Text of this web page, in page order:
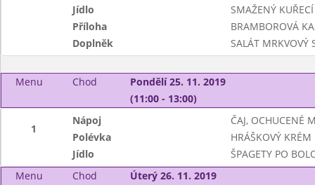
Jídlo
SMAŽENÝ
Příloha
BRAMBOROVÁ
Doplněk
SALÁT MRKVOVÝ
Menu Chod
Pondělí 25. 11. 2019
(11:00 - 13:00)
1
Nápoj
ČAJ, OCHUCENÉ
Polévka
HRÁŠKOVÝ KRÉM
Jídlo
ŠPAGETY PO
Menu
Chod
Úterý 26. 11. 2019